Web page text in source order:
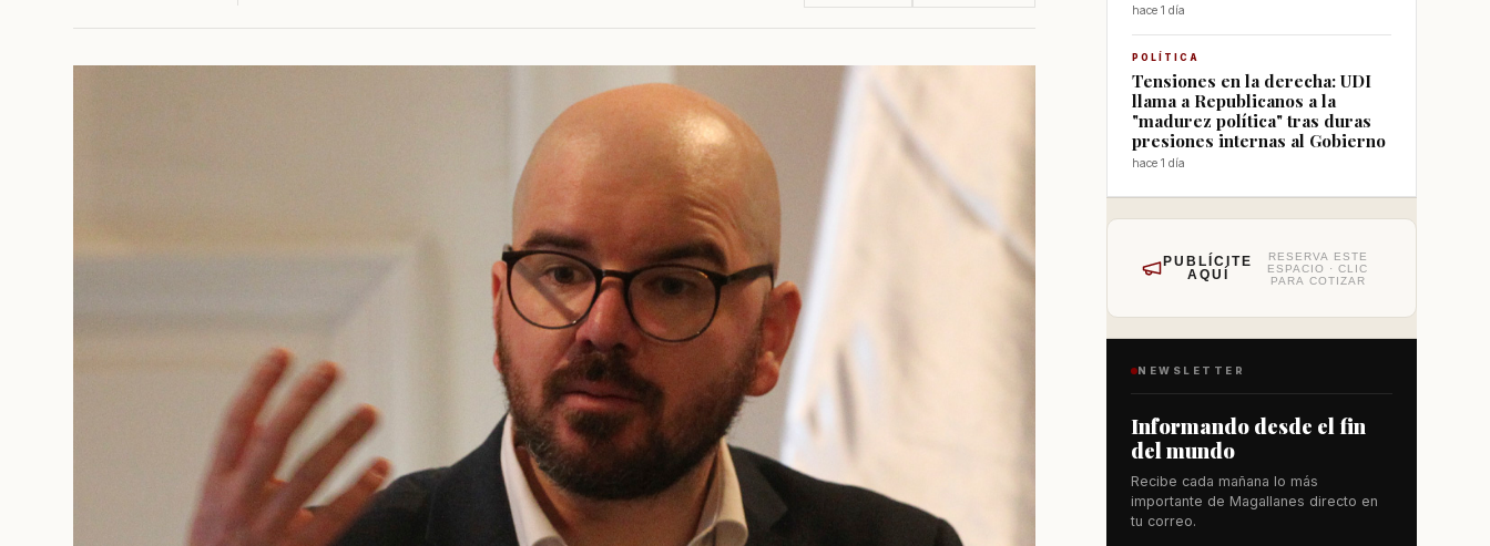
hace 1 día
POLÍTICA
Tensiones en la derecha: UDI
llama a Republicanos a la
"madurez política" tras duras
presiones internas al Gobierno
hace 1 día
PUBLÍCITE
AQUÍ
RESERVA ESTE
ESPACIO · CLIC
PARA COTIZAR
NEWSLETTER
Informando desde el fin
del mundo
Recibe cada mañana lo más
importante de Magallanes directo en
tu correo.